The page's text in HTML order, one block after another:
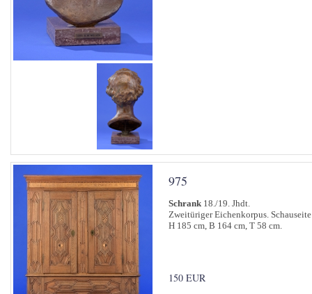
975
Schrank 18./19. Jhdt.
Zweitüriger Eichenkorpus.
H 185 cm, B 164 cm, T 58 cm.
150 EUR